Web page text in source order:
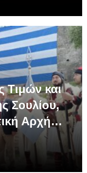
και
Σουλίου,
Αρχή…